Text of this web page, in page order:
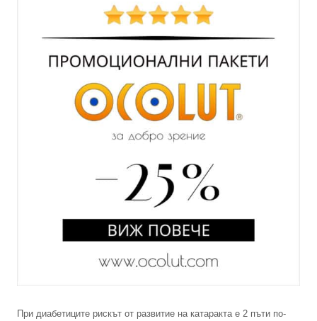
При диабетиците рискът от развитие на катаракта е 2 пъти по-